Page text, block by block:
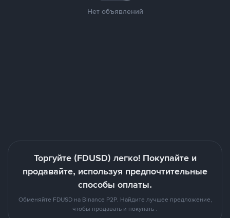
Нет объявлений
Торгуйте (FDUSD) легко! Покупайте и
продавайте, используя предпочтительные
способы оплаты.
Обменяйте FDUSD на Binance P2P. Найдите лучшее предложение,
чтобы продавать и покупать .